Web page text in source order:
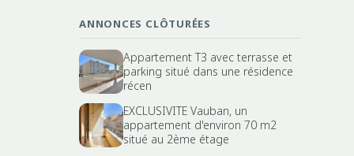
ANNONCES CLÔTURÉES
Appartement T3 avec terrasse et
parking situé dans une résidence
récen
EXCLUSIVITE Vauban, un
appartement d'environ 70 m2
situé au 2ème étage